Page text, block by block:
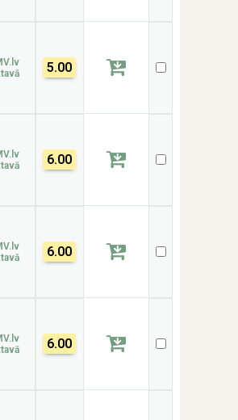
5.00
6.00
6.00
6.00